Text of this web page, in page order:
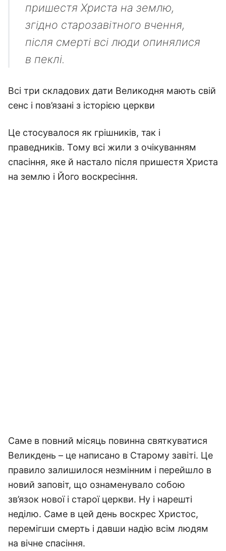
пришестя Христа на землю,
згідно старозавітного вчення,
після смерті всі люди опинялися
в пеклі.
Всі три складових дати Великодня мають свій
сенс і пов’язані з історією церкви
Це стосувалося як грішників, так і
праведників. Тому всі жили з очікуванням
спасіння, яке й настало після пришестя Христа
на землю і Його воскресіння.
Саме в повний місяць повинна святкуватися
Великдень – це написано в Старому завіті. Це
правило залишилося незмінним і перейшло в
новий заповіт, що ознаменувало собою
зв’язок нової і старої церкви. Ну і нарешті
неділю. Саме в цей день воскрес Христос,
перемігши смерть і давши надію всім людям
на вічне спасіння.